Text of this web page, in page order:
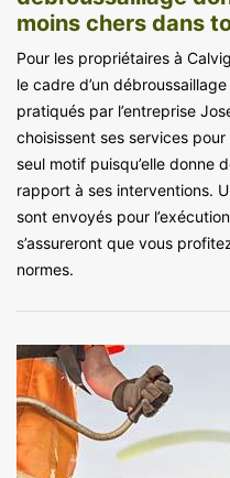
moins chers dans
Pour les propriétaires à
le cadre d’un
pratiqués par l’entreprise
choisissent ses services
seul motif puisqu’elle donne
rapport à ses interventions.
sont envoyés pour
s’assureront que vous
normes.